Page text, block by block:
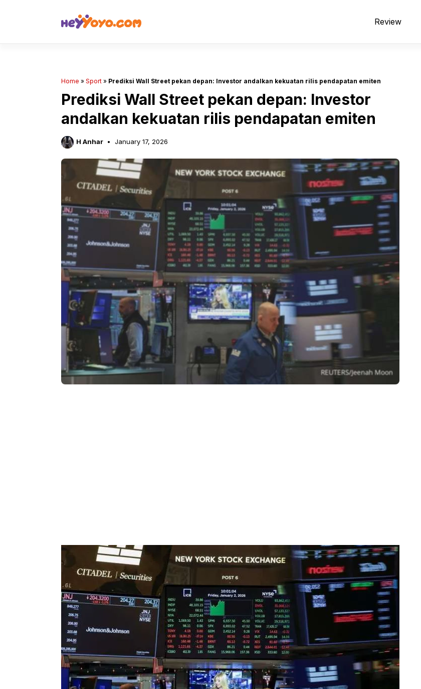
Review
Home » Sport » Prediksi Wall Street pekan depan: Investor andalkan kekuatan rilis pendapatan emiten
Prediksi Wall Street pekan depan: Investor
andalkan kekuatan rilis pendapatan emiten
H Anhar January 17, 2026